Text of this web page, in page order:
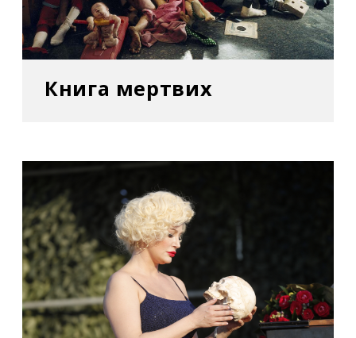
–Paintings(«Живопис») у Daneyal Mahmood
Gallery. Нью-Йорк, США
2005
Art. Париж, Франція
2003
–Donbas-Chocolate(«Донбас-Шоколад») у
галереї Orel Art. Париж, Франція
2002
Книга мертвих